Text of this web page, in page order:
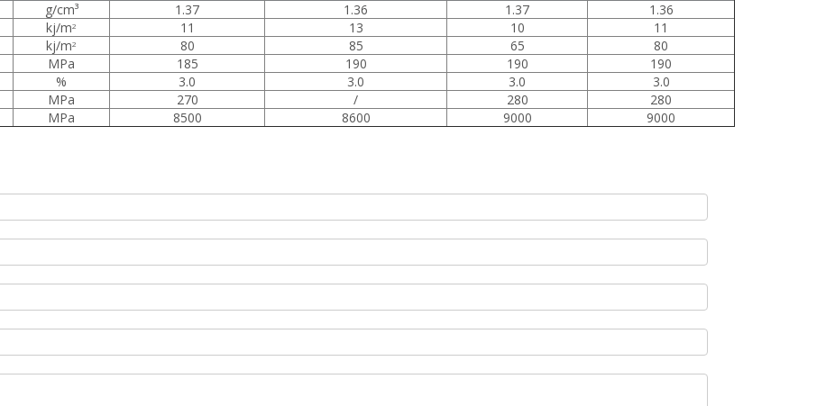
g/cm³ 1.37 1.36 1.37
1.36
kj/m2 11 13 10
11
kj/m2 80 85 65
80
MPa 185 190 190
190
% 3.0 3.0 3.0
3.0
MPa 270 / 280
280
MPa 8500 8600 9000 9000